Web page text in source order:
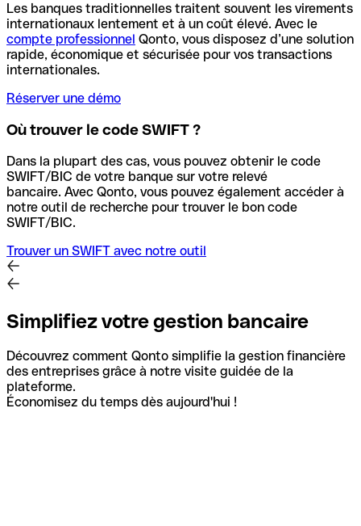
Les banques traditionnelles traitent souvent les virements
internationaux lentement et à un coût élevé. Avec le
compte professionnel Qonto, vous disposez d’une solution
rapide, économique et sécurisée pour vos transactions
internationales.
Réserver une démo
Où trouver le code SWIFT ?
Dans la plupart des cas, vous pouvez obtenir le code
SWIFT/BIC de votre banque sur votre relevé
bancaire. Avec Qonto, vous pouvez également accéder à
notre outil de recherche pour trouver le bon code
SWIFT/BIC.
Trouver un SWIFT avec notre outil
Simplifiez votre gestion bancaire
Découvrez comment Qonto simplifie la gestion financière
des entreprises grâce à notre visite guidée de la
plateforme.
Économisez du temps dès aujourd'hui !